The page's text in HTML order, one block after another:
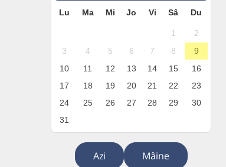
Lu Ma Mi Jo Vi Sâ Du
1
2
3
4 5 6 7 8
9
10
11 12 13 14 15
16
17
18 19 20 21 22
23
24
25 26 27 28 29
30
31
Azi Mâine